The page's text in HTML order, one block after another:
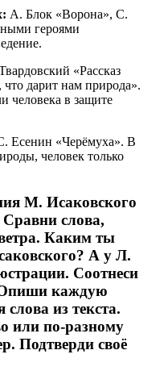
А. Блок «Ворона», С.
героями
«Рассказ
дарит нам природа».
человека в защите
Есенин «Черёмуха». В
человек только
М. Исаковского
слова,
Каким ты
А у Л.
Соотнеси
Опиши каждую
из текста.
или по-разному
Подтверди своё